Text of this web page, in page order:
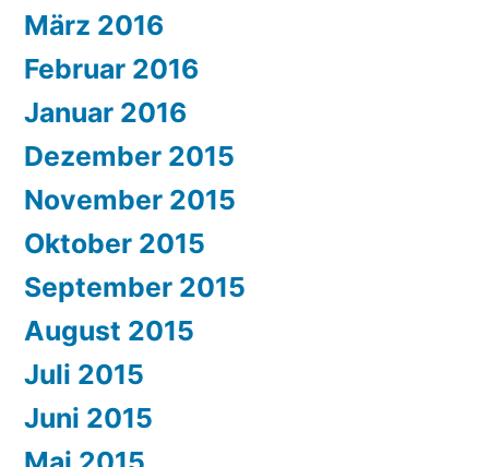
März 2016
Februar 2016
Januar 2016
Dezember 2015
November 2015
Oktober 2015
September 2015
August 2015
Juli 2015
Juni 2015